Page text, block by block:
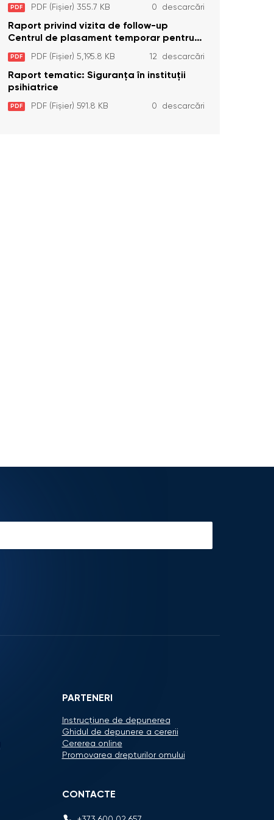
Dizabilități (Adulte) din s. Brînzeni, r.
Edineț, din data de 25 mai 2026
PDF PDF (Fișier) 355.7 KB 0 descarcări
Raport privind vizita de follow-up
Centrul de plasament temporar pentru
persoanele cu dizabilități (adulte)
Bădiceni, Soroca (11 iunie 2026)
PDF PDF (Fișier) 5,195.8 KB 12 descarcări
Raport tematic: Siguranța în instituții
psihiatrice
PDF PDF (Fișier) 591.8 KB 0 descarcări
PARTENERI
Instrucțiune de depunerea
Ghidul de depunere a cererii
Cererea online
Promovarea drepturilor omului
CONTACTE